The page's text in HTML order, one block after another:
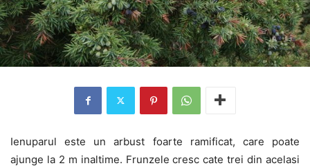
Ienuparul este un arbust foarte ramificat, care poate
ajunge la 2 m inaltime. Frunzele cresc cate trei din acelasi